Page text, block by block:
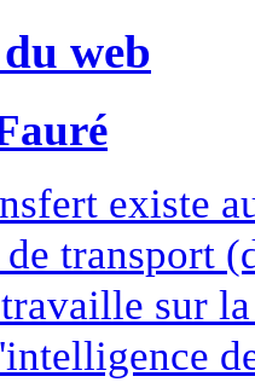
web
existe
transport
sur